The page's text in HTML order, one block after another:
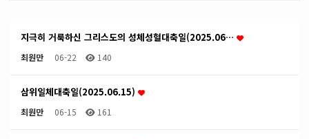
지극히 거룩하신 그리스도의 성체성혈대축일(2025.06…
최원만 06-22 140
삼위일체대축일(2025.06.15)
최원만 06-15 161